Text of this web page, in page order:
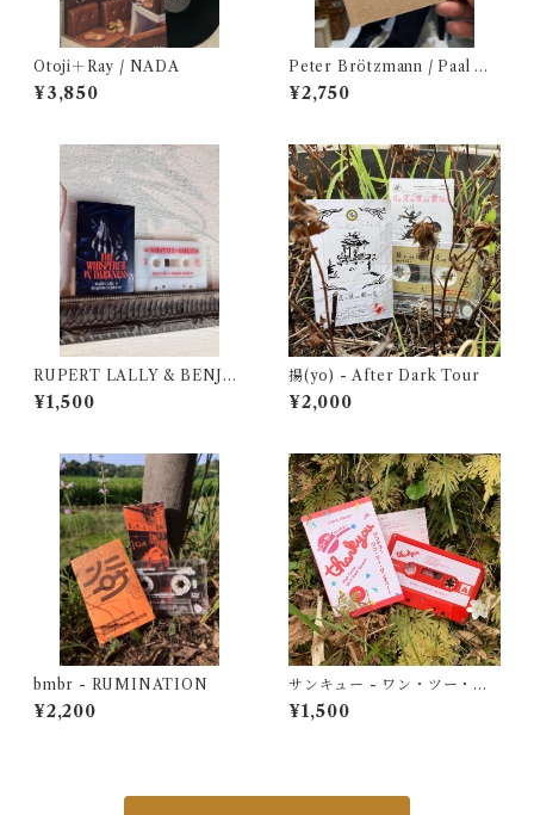
Otoji＋Ray / NADA
¥3,850
Peter Brötzmann / Paal Nil
ssen Love - Levontin 7（C
D）
¥2,750
RUPERT LALLY & BENJA
MIN SCHABRUN - THE
WHISPERER IN DARKNES
¥1,500
揚(yo) - After Dark Tour
¥2,000
bmbr - RUMINATION
¥2,200
サンキュー - ワン・ツー・サ
ンキュー！
¥1,500